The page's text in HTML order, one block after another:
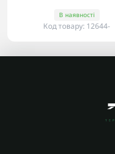
В наявності
Код товару: 12644-